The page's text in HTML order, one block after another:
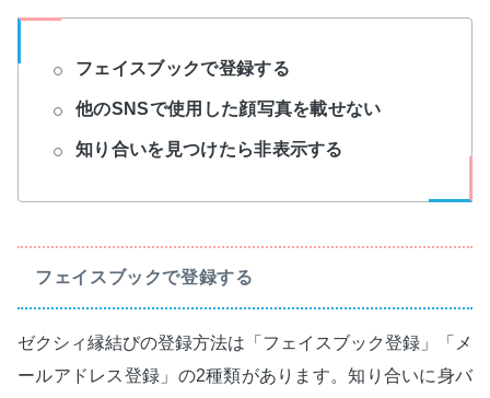
フェイスブックで登録する
他のSNSで使用した顔写真を載せない
知り合いを見つけたら非表示する
フェイスブックで登録する
ゼクシィ縁結びの登録方法は「フェイスブック登録」「メ
ールアドレス登録」の2種類があります。知り合いに身バ